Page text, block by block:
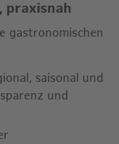
praxisnah
gastronomischen
saisonal und
und